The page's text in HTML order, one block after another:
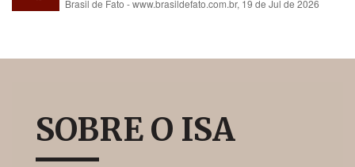
Brasil de Fato - www.brasildefato.com.br, 19 de Jul de 2026
SOBRE O ISA